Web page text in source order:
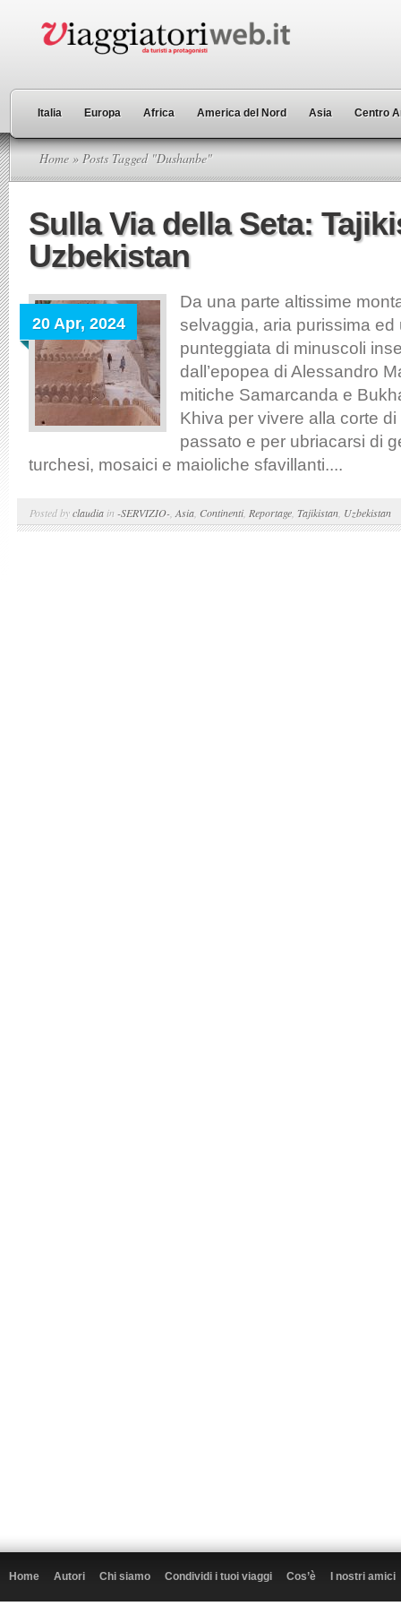
Italia Europa Africa America del Nord Asia Centro
Home » Posts Tagged "Dushanbe"
Sulla Via della Seta:
Uzbekistan
20 Apr, 2024
Da una parte altissime
selvaggia, aria purissima ed
punteggiata di minuscoli
dall’epopea di Alessandro
mitiche Samarcanda e
Khiva per vivere alla corte
passato e per ubriacarsi di
turchesi, mosaici e maioliche sfavillanti....
Posted byclaudia in -SERVIZIO- Asia Continenti, Reportage Tajikistan Uzbekistan
Home Autori Chi siamo Condividi i tuoi viaggi Cos’è I nostri amici